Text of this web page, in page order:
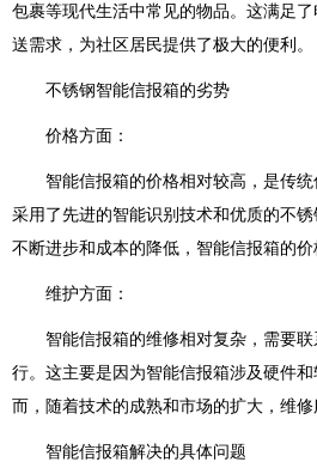
包裹等现代生活中常见的物品。这满足
送需求，为社区居民提供了极大的便利。
不锈钢智能信报箱的劣势
价格方面：
智能信报箱的价格相对较高，是传统
采用了先进的智能识别技术和优质的不
不断进步和成本的降低，智能信报箱的价
维护方面：
智能信报箱的维修相对复杂，需要联
行。这主要是因为智能信报箱涉及硬件
而，随着技术的成熟和市场的扩大，维修
智能信报箱解决的具体问题